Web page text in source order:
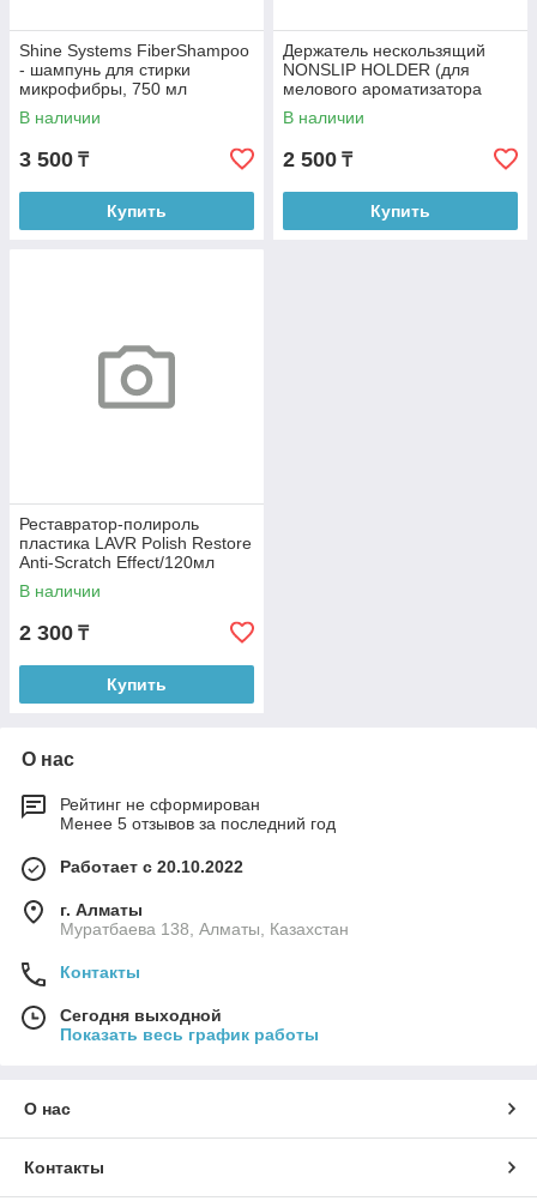
Shine Systems FiberShampoo
- шампунь для стирки
микрофибры, 750 мл
В наличии
3 500 ₸
Купить
Держатель нескользящий
NONSLIP HOLDER (для
мелового ароматизатора
SPIRIT REFILL)арт X.д
В наличии
2 500 ₸
Купить
Реставратор-полироль
пластика LAVR Polish Restore
Anti-Scratch Effect/120мл
Ln1459-L
В наличии
2 300 ₸
Купить
О нас
Рейтинг не сформирован
Менее 5 отзывов за последний год
Работает с 20.10.2022
г. Алматы
Муратбаева 138, Алматы, Казахстан
Контакты
Сегодня выходной
Показать весь график работы
О нас
Контакты